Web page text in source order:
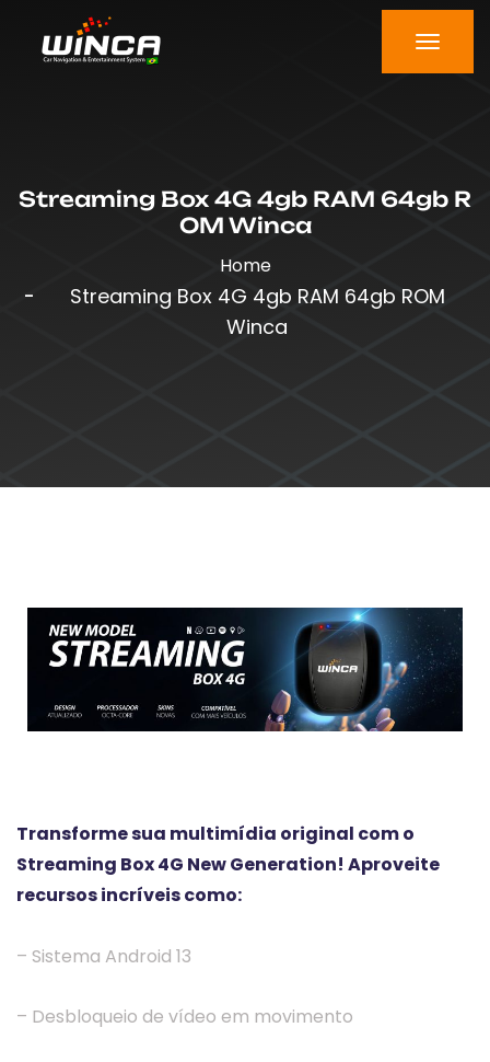
Streaming Box 4G 4gb RAM 64gb R
OM Winca
Home
Streaming Box 4G 4gb RAM 64gb ROM
Winca
Transforme sua multimídia original com o
Streaming Box 4G New Generation! Aproveite
recursos incríveis como:
– Sistema Android 13
– Desbloqueio de vídeo em movimento